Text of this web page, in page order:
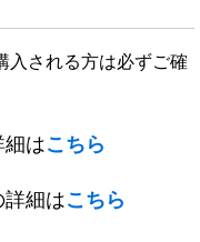
入される方は必ずご確
はこちら
細はこちら